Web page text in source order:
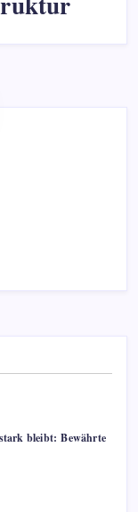
bleibt: Bewährte